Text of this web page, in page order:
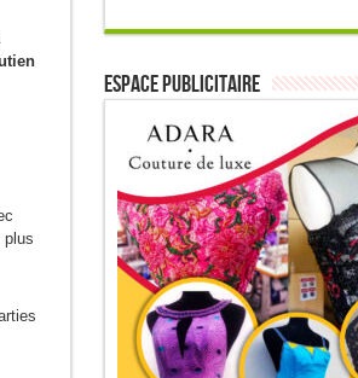
plus
ESPACE PUBLICITAIRE